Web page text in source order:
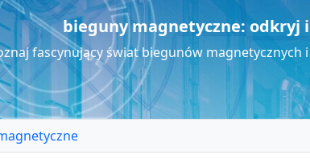
bieguny magnetyczne: odkryj
fascynujący świat biegunów magnetycznych